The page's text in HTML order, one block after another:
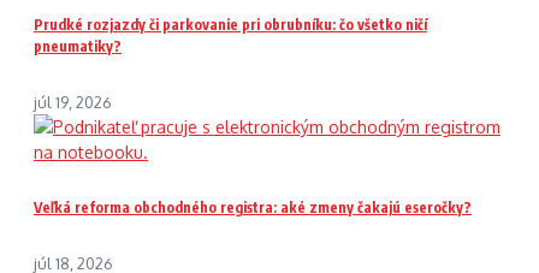
Prudké rozjazdy či parkovanie pri obrubníku: čo všetko ničí
pneumatiky?
júl 19, 2026
Veľká reforma obchodného registra: aké zmeny čakajú eseročky?
júl 18, 2026